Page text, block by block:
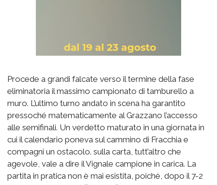
Procede a grandi falcate verso il termine della fase
eliminatoria il massimo campionato di tamburello a
muro. L’ultimo turno andato in scena ha garantito
pressoché matematicamente al Grazzano l’accesso
alle semifinali. Un verdetto maturato in una giornata in
cui il calendario poneva sul cammino di Fracchia e
compagni un ostacolo. sulla carta, tutt’altro che
agevole, vale a dire il Vignale campione in carica. La
partita in pratica non è mai esistita, poiché, dopo il 7-2